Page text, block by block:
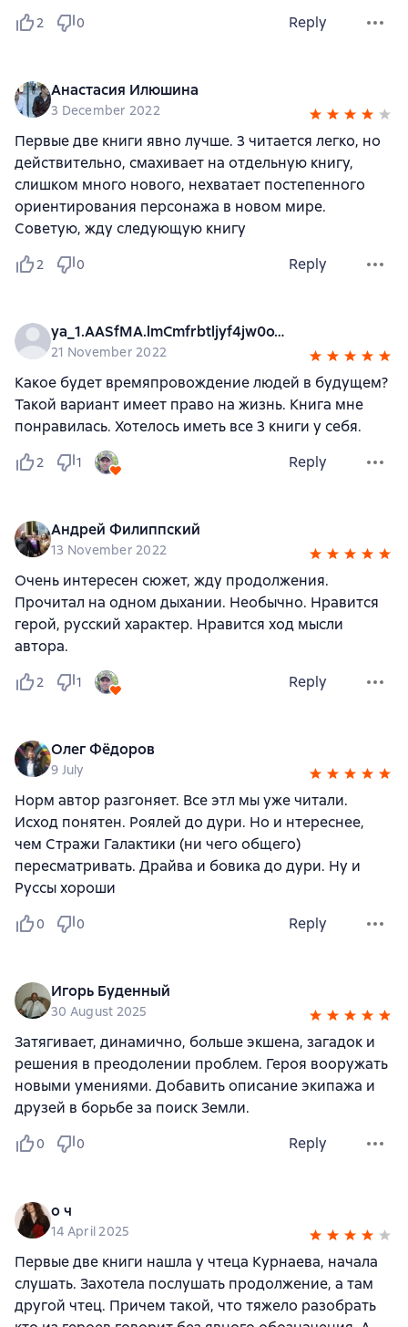
2 0 Reply
Анастасия Илюшина
3 December 2022
Первые две книги явно лучше. 3 читается легко, но
действительно, смахивает на отдельную книгу,
слишком много нового, нехватает постепенного
ориентирования персонажа в новом мире.
Советую, жду следующую книгу
2 0 Reply
ya_1.AASfMA.lmCmfrbtljyf4jw0oVM4HQ.ghsEJpW0Yw7LfsdZuq9IRQ
21 November 2022
Какое будет времяпровождение людей в будущем?
Такой вариант имеет право на жизнь. Книга мне
понравилась. Хотелось иметь все 3 книги у себя.
2 1 Reply
Андрей Филиппский
13 November 2022
Очень интересен сюжет, жду продолжения.
Прочитал на одном дыхании. Необычно. Нравится
герой, русский характер. Нравится ход мысли
автора.
2 1 Reply
Олег Фёдоров
9 July
Норм автор разгоняет. Все этл мы уже читали.
Исход понятен. Роялей до дури. Но и нтереснее,
чем Стражи Галактики (ни чего общего)
пересматривать. Драйва и бовика до дури. Ну и
Руссы хороши
0 0 Reply
Игорь Буденный
30 August 2025
Затягивает, динамично, больше экшена, загадок и
решения в преодолении проблем. Героя вооружать
новыми умениями. Добавить описание экипажа и
друзей в борьбе за поиск Земли.
0 0 Reply
о ч
14 April 2025
Первые две книги нашла у чтеца Курнаева, начала
слушать. Захотела послушать продолжение, а там
другой чтец. Причем такой, что тяжело разобрать